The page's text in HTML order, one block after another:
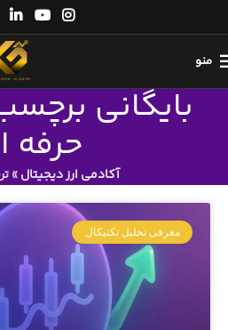
منو
بایگانی
حرفه
آکادمی ارز دیجیتال»
معرفی تحلیل تکنیکال